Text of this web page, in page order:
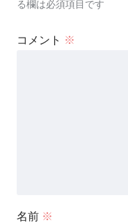
る欄は必須項目です
コメント ※
名前 ※